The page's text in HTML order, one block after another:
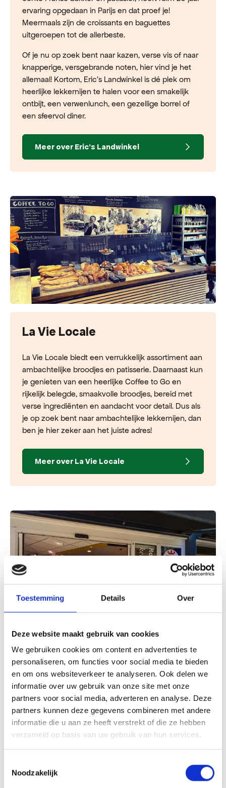
Toestemming Details Over
Deze website maakt gebruik van cookies
We gebruiken cookies om content en advertenties te
personaliseren, om functies voor social media te bieden
en om ons websiteverkeer te analyseren. Ook delen we
informatie over uw gebruik van onze site met onze
partners voor social media, adverteren en analyse. Deze
partners kunnen deze gegevens combineren met andere
informatie die u aan ze heeft verstrekt of die ze hebben
verzameld op basis van uw gebruik van hun services.
Noodzakelijk
ervaring opgedaan in Parijs en dat proef je!
Meermaals zijn de croissants en baguettes
uitgeroepen tot de allerbeste.
Of je nu op zoek bent naar kazen, verse vis of naar
knapperige, versgebrande noten, hier vind je het
allemaal! Kortom, Eric's Landwinkel is dé plek om
heerlijke lekkernijen te halen voor een smakelijk
ontbijt, een verwenlunch, een gezellige borrel of
een sfeervol diner.
Meer over Eric's Landwinkel
La Vie Locale
La Vie Locale biedt een verrukkelijk assortiment aan
ambachtelijke broodjes en patisserie. Daarnaast kun
je genieten van een heerlijke Coffee to Go en
rijkelijk belegde, smaakvolle broodjes, bereid met
verse ingrediënten en aandacht voor detail. Dus als
je op zoek bent naar ambachtelijke lekkernijen, dan
ben je hier zeker aan het juiste adres!
Meer over La Vie Locale
Keurslager Rogier van den Bos
Bij Keurslager Rogier van den Bos vind je een ruim
assortiment van de beste vleessoorten, perfect voor
elke gelegenheid. Daarnaast biedt de slagerij ook
Keurslager Rogier van den Bos is dé plek om jezelf
te verwennen met een smaakvolle maaltijd!